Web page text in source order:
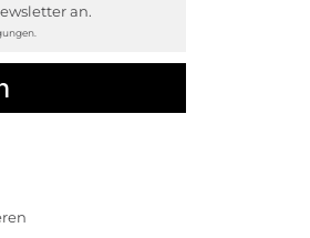
an.